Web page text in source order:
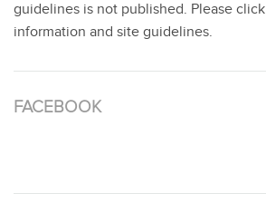
guidelines is not published. Please click
information and site guidelines.
FACEBOOK